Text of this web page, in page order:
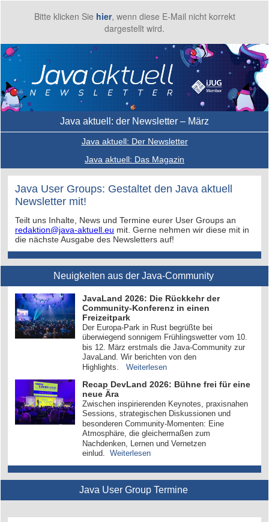
Bitte klicken Sie hier, wenn diese E-Mail nicht korrekt
dargestellt wird.
Java aktuell: der Newsletter – März
Java aktuell: Der Newsletter
Java aktuell: Das Magazin
Java User Groups: Gestaltet den Java aktuell
Newsletter mit!
Teilt uns Inhalte, News und Termine eurer User Groups an
redaktion@java-aktuell.eu mit. Gerne nehmen wir diese mit in
die nächste Ausgabe des Newsletters auf!
Neuigkeiten aus der Java-Community
JavaLand 2026: Die Rückkehr der
Community-Konferenz in einen
Freizeitpark
Der Europa-Park in Rust begrüßte bei
überwiegend sonnigem Frühlingswetter vom 10.
bis 12. März erstmals die Java-Community zur
JavaLand. Wir berichten von den
Highlights.
Weiterlesen
Recap DevLand 2026: Bühne frei für eine
neue Ära
Zwischen inspirierenden Keynotes, praxisnahen
Sessions, strategischen Diskussionen und
besonderen Community-Momenten: Eine
Atmosphäre, die gleichermaßen zum
Nachdenken, Lernen und Vernetzen
einlud. Weiterlesen
Java User Group Termine